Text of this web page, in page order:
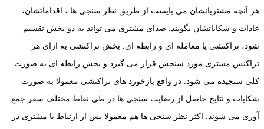
هر آنچه مشتریانشان می بایست از طریق نظر سنجی ها ، اقداماتشان،
عادات و شکایاتشان بگویند. صدای مشتری می تواند به دو بخش تقسیم
شود، تراکنشی یا معامله ای و رابطه ای. بخش تراکنشی به ازای هر
تراکنش مشتری مورد سنجش قرار می گیرد و بخش رابطه ای به صورت
کلی سنجیده می شود. در واقع بازخورد های تراکنشی معمولا به صورت
شکایات و نتایج حاصل از رضایت سنجی ها در طی نقاط مختلف سفر جمع
آوری می شوند. اکثر نظر سنجی ها هم معمولا پس از ارتباط با مشتری در